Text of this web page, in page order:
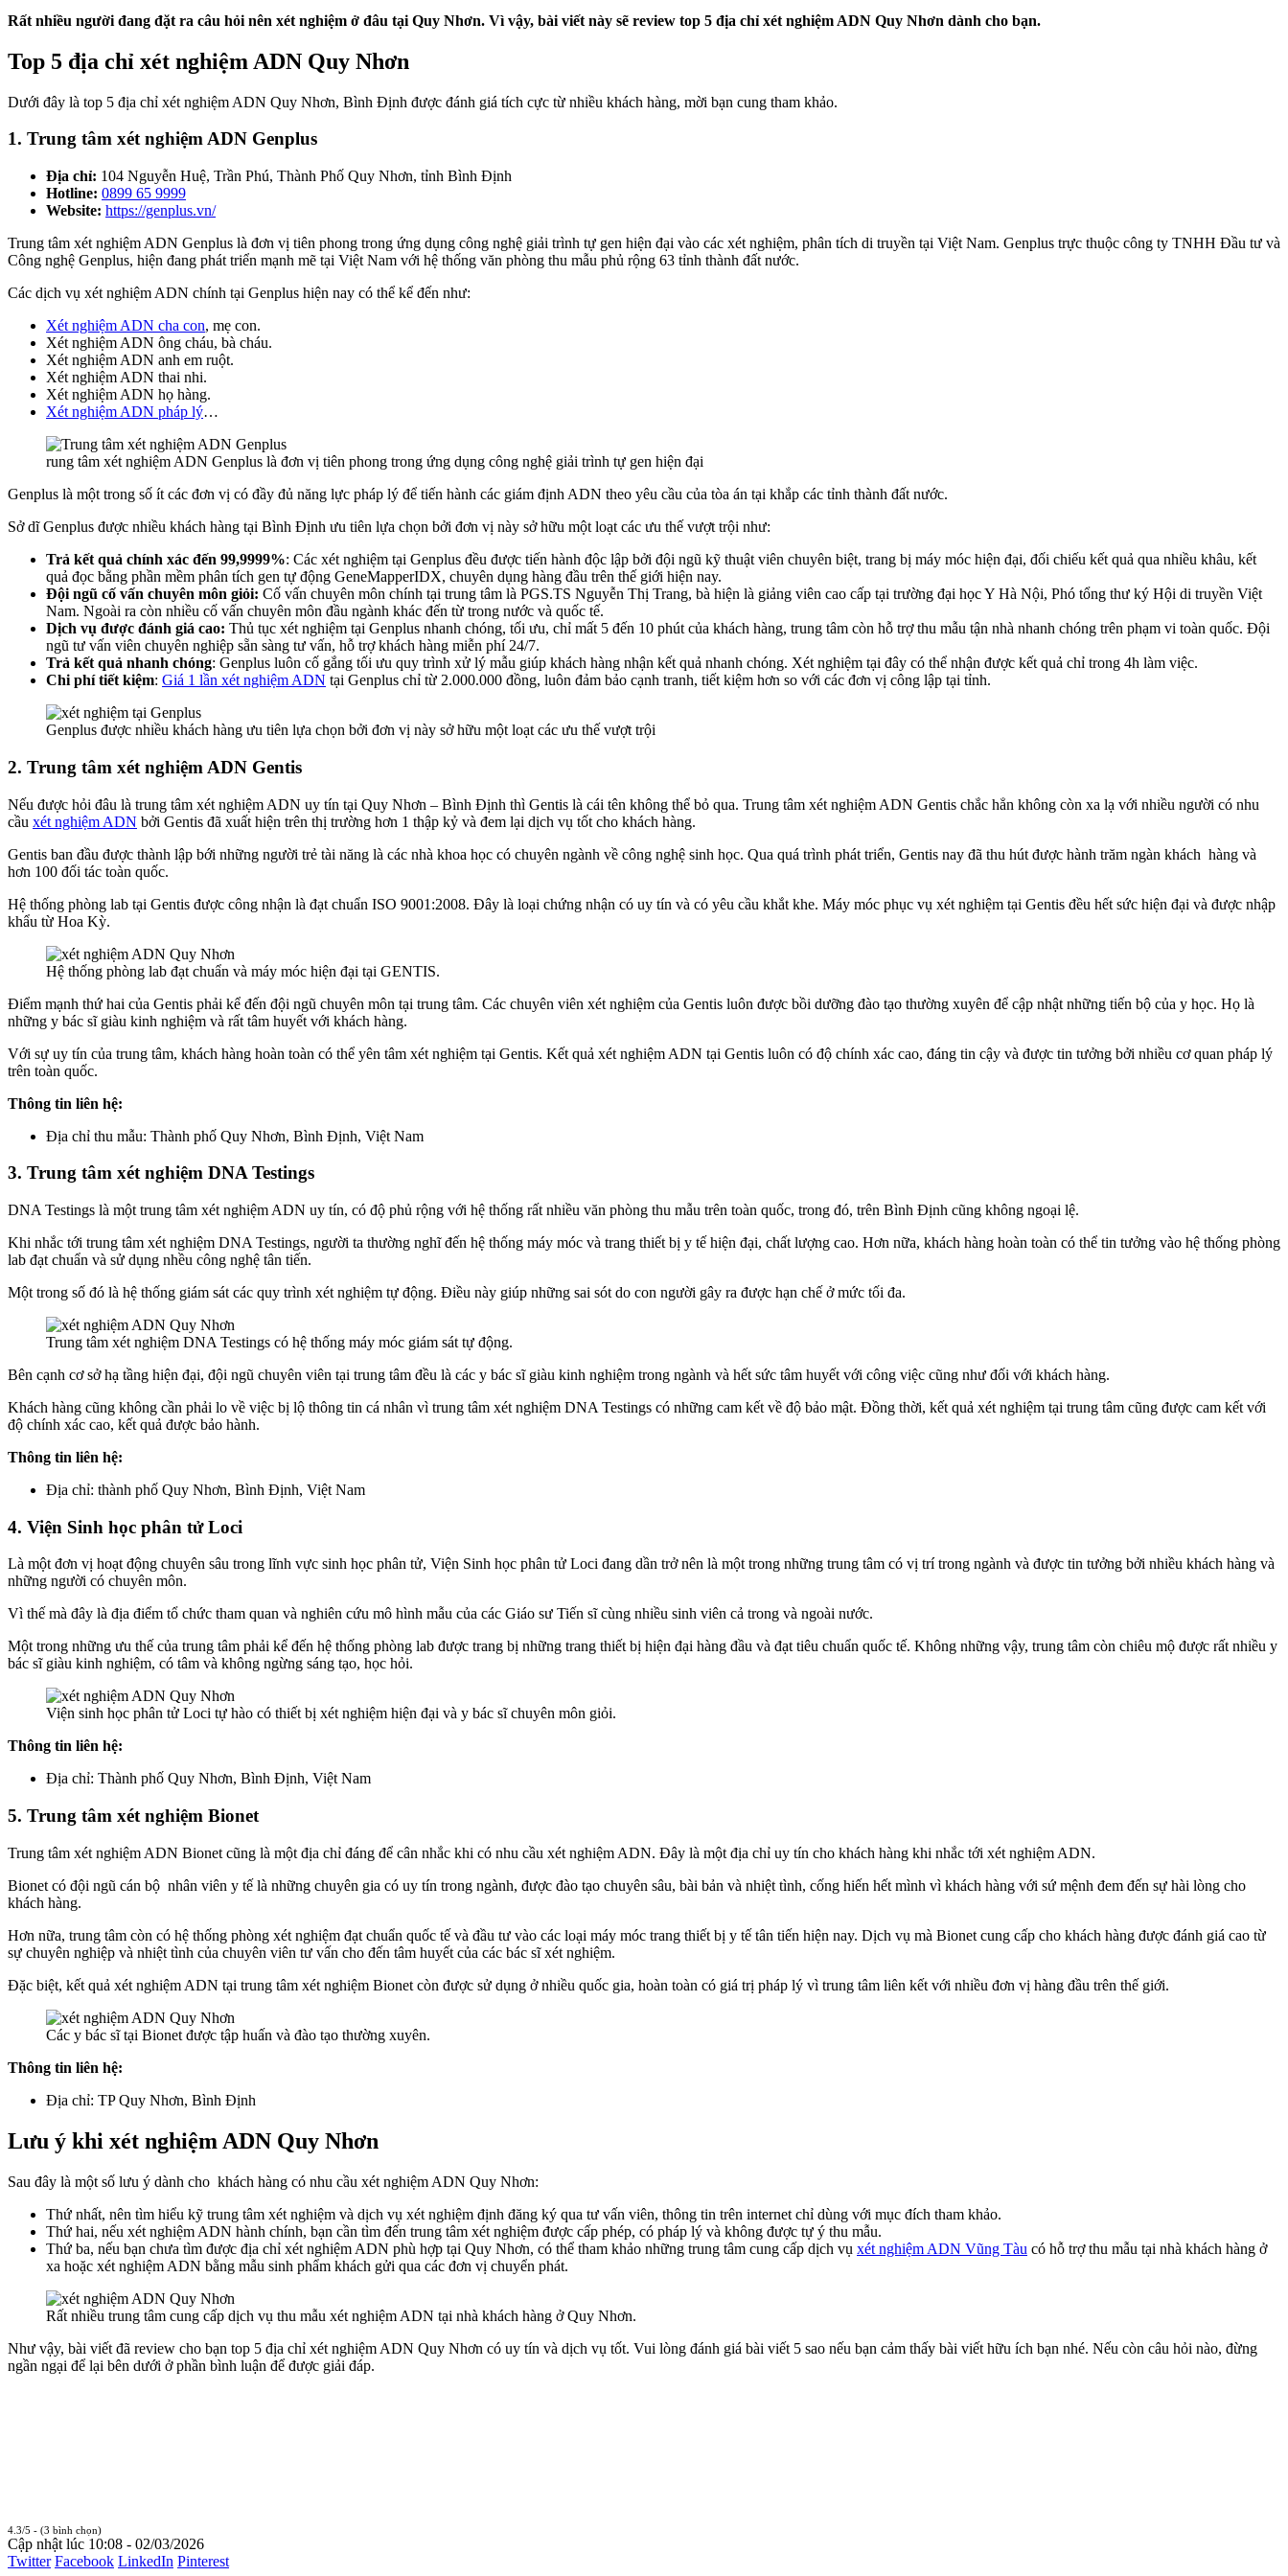
Rất nhiều người đang đặt ra câu hỏi nên xét nghiệm ở đâu tại Quy Nhơn. Vì vậy, bài viết này sẽ review top 5 địa chỉ xét nghiệm ADN Quy Nhơn dành cho bạn.
Top 5 địa chỉ xét nghiệm ADN Quy Nhơn
Dưới đây là top 5 địa chỉ xét nghiệm ADN Quy Nhơn, Bình Định được đánh giá tích cực từ nhiều khách hàng, mời bạn cung tham khảo.
1. Trung tâm xét nghiệm ADN Genplus
Địa chỉ: 104 Nguyễn Huệ, Trần Phú, Thành Phố Quy Nhơn, tỉnh Bình Định
Hotline: 0899 65 9999
Website: https://genplus.vn/
Trung tâm xét nghiệm ADN Genplus là đơn vị tiên phong trong ứng dụng công nghệ giải trình tự gen hiện đại vào các xét nghiệm, phân tích di truyền tại Việt Nam. Genplus trực thuộc công ty TNHH Đầu tư và
Công nghệ Genplus, hiện đang phát triển mạnh mẽ tại Việt Nam với hệ thống văn phòng thu mẫu phủ rộng 63 tỉnh thành đất nước.
Các dịch vụ xét nghiệm ADN chính tại Genplus hiện nay có thể kể đến như:
Xét nghiệm ADN cha con, mẹ con.
Xét nghiệm ADN ông cháu, bà cháu.
Xét nghiệm ADN anh em ruột.
Xét nghiệm ADN thai nhi.
Xét nghiệm ADN họ hàng.
Xét nghiệm ADN pháp lý…
rung tâm xét nghiệm ADN Genplus là đơn vị tiên phong trong ứng dụng công nghệ giải trình tự gen hiện đại
Genplus là một trong số ít các đơn vị có đầy đủ năng lực pháp lý để tiến hành các giám định ADN theo yêu cầu của tòa án tại khắp các tỉnh thành đất nước.
Sở dĩ Genplus được nhiều khách hàng tại Bình Định ưu tiên lựa chọn bởi đơn vị này sở hữu một loạt các ưu thế vượt trội như:
Trả kết quả chính xác đến 99,9999%: Các xét nghiệm tại Genplus đều được tiến hành độc lập bởi đội ngũ kỹ thuật viên chuyên biệt, trang bị máy móc hiện đại, đối chiếu kết quả qua nhiều khâu, kết
quả đọc bằng phần mềm phân tích gen tự động GeneMapperIDX, chuyên dụng hàng đầu trên thế giới hiện nay.
Đội ngũ cố vấn chuyên môn giỏi: Cố vấn chuyên môn chính tại trung tâm là PGS.TS Nguyễn Thị Trang, bà hiện là giảng viên cao cấp tại trường đại học Y Hà Nội, Phó tổng thư ký Hội di truyền Việt
Nam. Ngoài ra còn nhiều cố vấn chuyên môn đầu ngành khác đến từ trong nước và quốc tế.
Dịch vụ được đánh giá cao: Thủ tục xét nghiệm tại Genplus nhanh chóng, tối ưu, chỉ mất 5 đến 10 phút của khách hàng, trung tâm còn hỗ trợ thu mẫu tận nhà nhanh chóng trên phạm vi toàn quốc. Đội
ngũ tư vấn viên chuyên nghiệp sẵn sàng tư vấn, hỗ trợ khách hàng miễn phí 24/7.
Trả kết quả nhanh chóng: Genplus luôn cố gắng tối ưu quy trình xử lý mẫu giúp khách hàng nhận kết quả nhanh chóng. Xét nghiệm tại đây có thể nhận được kết quả chỉ trong 4h làm việc.
Chi phí tiết kiệm: Giá 1 lần xét nghiệm ADN tại Genplus chỉ từ 2.000.000 đồng, luôn đảm bảo cạnh tranh, tiết kiệm hơn so với các đơn vị công lập tại tỉnh.
Genplus được nhiều khách hàng ưu tiên lựa chọn bởi đơn vị này sở hữu một loạt các ưu thế vượt trội
2. Trung tâm xét nghiệm ADN Gentis
Nếu được hỏi đâu là trung tâm xét nghiệm ADN uy tín tại Quy Nhơn – Bình Định thì Gentis là cái tên không thể bỏ qua. Trung tâm xét nghiệm ADN Gentis chắc hẳn không còn xa lạ với nhiều người có nhu
cầu xét nghiệm ADN bởi Gentis đã xuất hiện trên thị trường hơn 1 thập kỷ và đem lại dịch vụ tốt cho khách hàng.
Gentis ban đầu được thành lập bới những người trẻ tài năng là các nhà khoa học có chuyên ngành về công nghệ sinh học. Qua quá trình phát triển, Gentis nay đã thu hút được hành trăm ngàn khách hàng và
hơn 100 đối tác toàn quốc.
Hệ thống phòng lab tại Gentis được công nhận là đạt chuẩn ISO 9001:2008. Đây là loại chứng nhận có uy tín và có yêu cầu khắt khe. Máy móc phục vụ xét nghiệm tại Gentis đều hết sức hiện đại và được nhập
khẩu từ Hoa Kỳ.
Hệ thống phòng lab đạt chuẩn và máy móc hiện đại tại GENTIS.
Điểm mạnh thứ hai của Gentis phải kể đến đội ngũ chuyên môn tại trung tâm. Các chuyên viên xét nghiệm của Gentis luôn được bồi dưỡng đào tạo thường xuyên để cập nhật những tiến bộ của y học. Họ là
những y bác sĩ giàu kinh nghiệm và rất tâm huyết với khách hàng.
Với sự uy tín của trung tâm, khách hàng hoàn toàn có thể yên tâm xét nghiệm tại Gentis. Kết quả xét nghiệm ADN tại Gentis luôn có độ chính xác cao, đáng tin cậy và được tin tưởng bởi nhiều cơ quan pháp lý
trên toàn quốc.
Thông tin liên hệ:
Địa chỉ thu mẫu: Thành phố Quy Nhơn, Bình Định, Việt Nam
3. Trung tâm xét nghiệm DNA Testings
DNA Testings là một trung tâm xét nghiệm ADN uy tín, có độ phủ rộng với hệ thống rất nhiều văn phòng thu mẫu trên toàn quốc, trong đó, trên Bình Định cũng không ngoại lệ.
Khi nhắc tới trung tâm xét nghiệm DNA Testings, người ta thường nghĩ đến hệ thống máy móc và trang thiết bị y tế hiện đại, chất lượng cao. Hơn nữa, khách hàng hoàn toàn có thể tin tưởng vào hệ thống phòng
lab đạt chuẩn và sử dụng nhều công nghệ tân tiến.
Một trong số đó là hệ thống giám sát các quy trình xét nghiệm tự động. Điều này giúp những sai sót do con người gây ra được hạn chế ở mức tối đa.
Trung tâm xét nghiệm DNA Testings có hệ thống máy móc giám sát tự động.
Bên cạnh cơ sở hạ tầng hiện đại, đội ngũ chuyên viên tại trung tâm đều là các y bác sĩ giàu kinh nghiệm trong ngành và hết sức tâm huyết với công việc cũng như đối với khách hàng.
Khách hàng cũng không cần phải lo về việc bị lộ thông tin cá nhân vì trung tâm xét nghiệm DNA Testings có những cam kết về độ bảo mật. Đồng thời, kết quả xét nghiệm tại trung tâm cũng được cam kết với
độ chính xác cao, kết quả được bảo hành.
Thông tin liên hệ:
Địa chỉ: thành phố Quy Nhơn, Bình Định, Việt Nam
4. Viện Sinh học phân tử Loci
Là một đơn vị hoạt động chuyên sâu trong lĩnh vực sinh học phân tử, Viện Sinh học phân tử Loci đang dần trở nên là một trong những trung tâm có vị trí trong ngành và được tin tưởng bởi nhiều khách hàng và
những người có chuyên môn.
Vì thế mà đây là địa điểm tổ chức tham quan và nghiên cứu mô hình mẫu của các Giáo sư Tiến sĩ cùng nhiều sinh viên cả trong và ngoài nước.
Một trong những ưu thế của trung tâm phải kể đến hệ thống phòng lab được trang bị những trang thiết bị hiện đại hàng đầu và đạt tiêu chuẩn quốc tế. Không những vậy, trung tâm còn chiêu mộ được rất nhiều y
bác sĩ giàu kinh nghiệm, có tâm và không ngừng sáng tạo, học hỏi.
Viện sinh học phân tử Loci tự hào có thiết bị xét nghiệm hiện đại và y bác sĩ chuyên môn giỏi.
Thông tin liên hệ:
Địa chỉ: Thành phố Quy Nhơn, Bình Định, Việt Nam
5. Trung tâm xét nghiệm Bionet
Trung tâm xét nghiệm ADN Bionet cũng là một địa chỉ đáng để cân nhắc khi có nhu cầu xét nghiệm ADN. Đây là một địa chỉ uy tín cho khách hàng khi nhắc tới xét nghiệm ADN.
Bionet có đội ngũ cán bộ nhân viên y tế là những chuyên gia có uy tín trong ngành, được đào tạo chuyên sâu, bài bản và nhiệt tình, cống hiến hết mình vì khách hàng với sứ mệnh đem đến sự hài lòng cho
khách hàng.
Hơn nữa, trung tâm còn có hệ thống phòng xét nghiệm đạt chuẩn quốc tế và đầu tư vào các loại máy móc trang thiết bị y tế tân tiến hiện nay. Dịch vụ mà Bionet cung cấp cho khách hàng được đánh giá cao từ
sự chuyên nghiệp và nhiệt tình của chuyên viên tư vấn cho đến tâm huyết của các bác sĩ xét nghiệm.
Đặc biệt, kết quả xét nghiệm ADN tại trung tâm xét nghiệm Bionet còn được sử dụng ở nhiều quốc gia, hoàn toàn có giá trị pháp lý vì trung tâm liên kết với nhiều đơn vị hàng đầu trên thế giới.
Các y bác sĩ tại Bionet được tập huấn và đào tạo thường xuyên.
Thông tin liên hệ:
Địa chỉ: TP Quy Nhơn, Bình Định
Lưu ý khi xét nghiệm ADN Quy Nhơn
Sau đây là một số lưu ý dành cho khách hàng có nhu cầu xét nghiệm ADN Quy Nhơn:
Thứ nhất, nên tìm hiểu kỹ trung tâm xét nghiệm và dịch vụ xét nghiệm định đăng ký qua tư vấn viên, thông tin trên internet chỉ dùng với mục đích tham khảo.
Thứ hai, nếu xét nghiệm ADN hành chính, bạn cần tìm đến trung tâm xét nghiệm được cấp phép, có pháp lý và không được tự ý thu mẫu.
Thứ ba, nếu bạn chưa tìm được địa chỉ xét nghiệm ADN phù hợp tại Quy Nhơn, có thể tham khảo những trung tâm cung cấp dịch vụ xét nghiệm ADN Vũng Tàu có hỗ trợ thu mẫu tại nhà khách hàng ở
xa hoặc xét nghiệm ADN bằng mẫu sinh phẩm khách gửi qua các đơn vị chuyển phát.
Rất nhiều trung tâm cung cấp dịch vụ thu mẫu xét nghiệm ADN tại nhà khách hàng ở Quy Nhơn.
Như vậy, bài viết đã review cho bạn top 5 địa chỉ xét nghiệm ADN Quy Nhơn có uy tín và dịch vụ tốt. Vui lòng đánh giá bài viết 5 sao nếu bạn cảm thấy bài viết hữu ích bạn nhé. Nếu còn câu hỏi nào, đừng
ngần ngại để lại bên dưới ở phần bình luận để được giải đáp.
4.3/5 - (3 bình chọn)
Cập nhật lúc 10:08 - 02/03/2026
Twitter Facebook LinkedIn Pinterest